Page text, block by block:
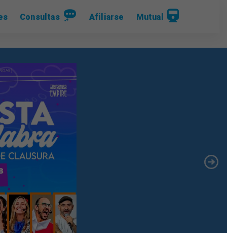
Consultas Afiliarse Mutual